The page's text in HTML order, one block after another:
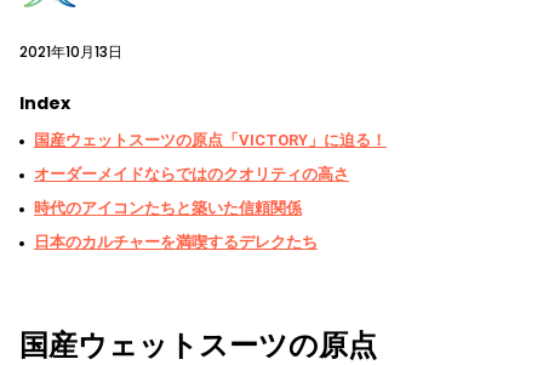
2021年10月13日
Index
国産ウェットスーツの原点「VICTORY」に迫る！
オーダーメイドならではのクオリティの高さ
時代のアイコンたちと築いた信頼関係
日本のカルチャーを満喫するデレクたち
国産ウェットスーツの原点